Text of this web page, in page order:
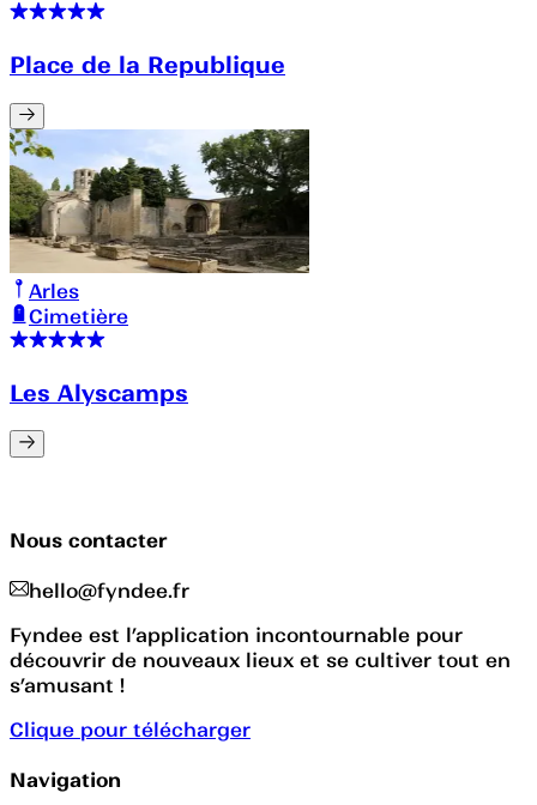
Place de la Republique
Arles
Cimetière
Les Alyscamps
Nous contacter
hello@fyndee.fr
Fyndee est l’application incontournable pour
découvrir de nouveaux lieux et se cultiver tout en
s’amusant !
Clique pour télécharger
Navigation